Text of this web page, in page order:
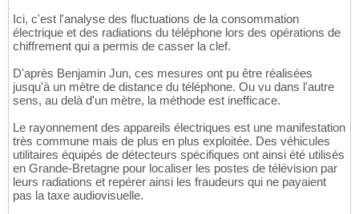
Ici, c'est l'analyse des fluctuations de la consommation
électrique et des radiations du téléphone lors des opérations de
chiffrement qui a permis de casser la clef.
D'après Benjamin Jun, ces mesures ont pu être réalisées
jusqu'à un mètre de distance du téléphone. Ou vu dans l'autre
sens, au delà d'un mètre, la méthode est inefficace.
Le rayonnement des appareils électriques est une manifestation
très commune mais de plus en plus exploitée. Des véhicules
utilitaires équipés de détecteurs spécifiques ont ainsi été utilisés
en Grande-Bretagne pour localiser les postes de télévision par
leurs radiations et repérer ainsi les fraudeurs qui ne payaient
pas la taxe audiovisuelle.